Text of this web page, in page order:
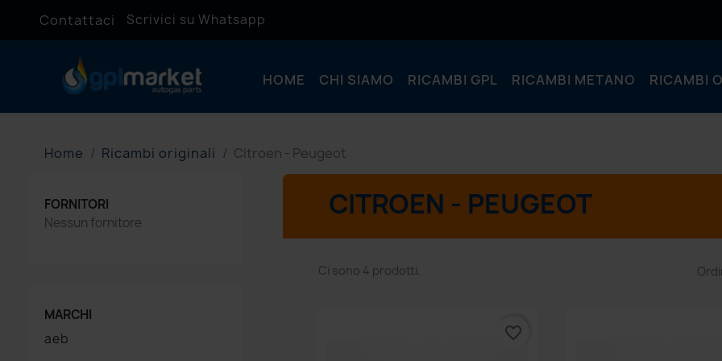
Contattaci Scrivici su Whatsapp
HOME CHI SIAMO RICAMBI GPL RICAMBI METANO RICAMBI
Home Ricambi originali Citroen - Peugeot
FORNITORI
Nessun fornitore
MARCHI
aeb
CITROEN - PEUGEOT
Ci sono 4 prodotti.
favorite_border